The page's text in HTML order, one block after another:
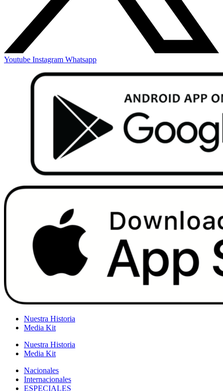
Youtube Instagram Whatsapp
Nuestra Historia
Media Kit
Nuestra Historia
Media Kit
Nacionales
Internacionales
ESPECIALES